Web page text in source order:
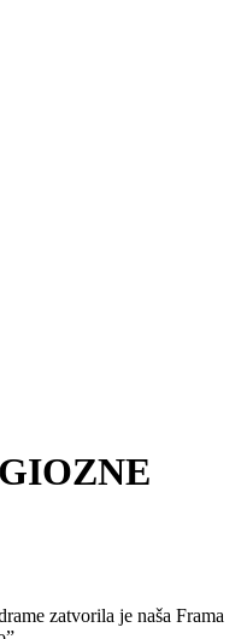
zatvorila je naša Frama